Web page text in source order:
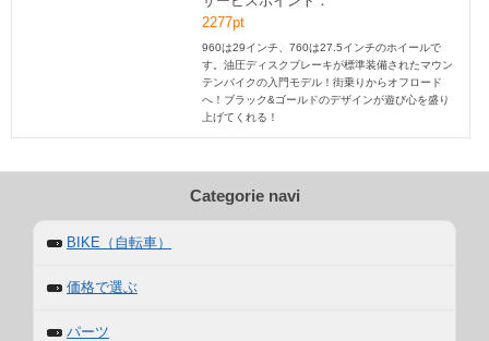
2277pt
960は29インチ、760は27.5インチのホイールで
す。油圧ディスクブレーキが標準装備されたマウン
テンバイクの入門モデル！街乗りからオフロード
へ！ブラック&ゴールドのデザインが遊び心を盛り
上げてくれる！
Categorie navi
BIKE（自転車）
価格で選ぶ
パーツ